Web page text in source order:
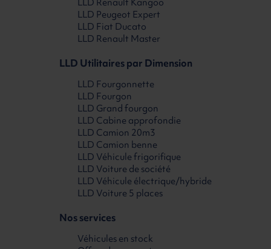
LLD Peugeot Expert
LLD Fiat Ducato
LLD Renault Master
LLD Utilitaires par Dimension
LLD Fourgonnette
LLD Fourgon
LLD Grand fourgon
LLD Cabine approfondie
LLD Camion 20m3
LLD Camion benne
LLD Véhicule frigorifique
LLD Voiture de société
LLD Véhicule électrique/hybride
LLD Voiture 5 places
Nos services
Véhicules en stock